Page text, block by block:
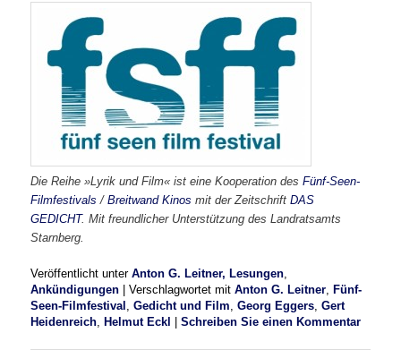
Die Reihe »Lyrik und Film« ist eine Kooperation desFünf-Seen-
Filmfestivals /Breitwand Kinos mit der ZeitschriftDAS
GEDICHT. Mit freundlicher Unterstützung des Landratsamts
Starnberg.
Veröffentlicht unter Anton G. Leitner, Lesungen
Ankündigungen
|Verschlagwortet mit Anton G. Leitner
Fünf-
Seen-Filmfestival
,Gedicht und Film ,Georg Eggers ,Gert
Heidenreich
Helmut Eckl |Schreiben Sie einen Kommentar